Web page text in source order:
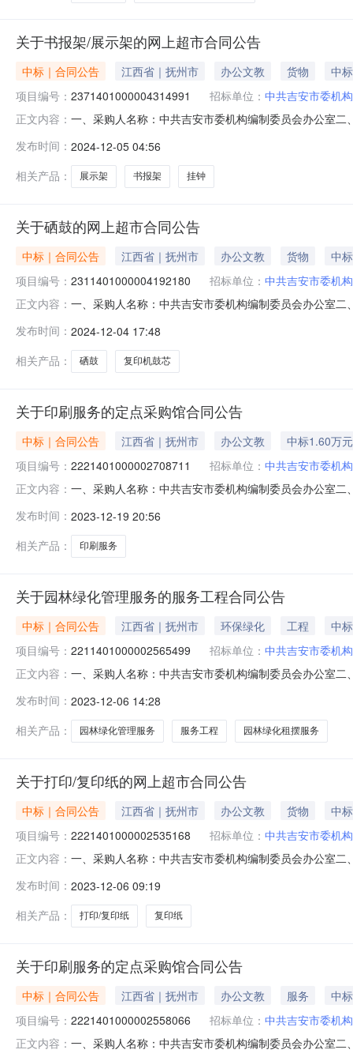
关于书报架/展示架的网上超市合同公告
中标｜合同公告 江西省｜抚州市 办公文教 货物
中
项目编号： 2371401000004314991 招标单位： 中共吉安市委机
正文内容： 一、采购人名称：中共吉安市委机构编制委员会办公室
纳台历座易利丰/elifo办公多功能收纳台历座件
发布时间： 2024-12-05 04:56
相关产品：
展示架 书报架 挂钟
关于硒鼓的网上超市合同公告
中标｜合同公告 江西省｜抚州市 办公文教 货物
中
项目编号： 2311401000004192180 招标单位： 中共吉安市委机
正文内容： 一、采购人名称：中共吉安市委机构编制委员会办公室
图/PantumTL-413套1.004304302格之格CTL-350M粉盒
发布时间： 2024-12-04 17:48
相关产品：
硒鼓 复印机鼓芯
关于印刷服务的定点采购馆合同公告
中标｜合同公告 江西省｜抚州市 办公文教
中标1.60万元
项目编号： 2221401000002708711 招标单位： 中共吉安市委机
正文内容： 一、采购人名称：中共吉安市委机构编制委员会办公室
1.001600016000服务要求或标的基本概况：七、其它事
发布时间： 2023-12-19 20:56
相关产品：
印刷服务
关于园林绿化管理服务的服务工程合同公告
中标｜合同公告 江西省｜抚州市 环保绿化 工程
中
项目编号： 2211401000002565499 招标单位： 中共吉安市委机
正文内容： 一、采购人名称：中共吉安市委机构编制委员会办公室
服务要求或标的基本概况：七、其它事项：无八、联系
发布时间： 2023-12-06 14:28
相关产品：
园林绿化管理服务 服务工程 园林绿化租摆服务
关于打印/复印纸的网上超市合同公告
中标｜合同公告 江西省｜抚州市 办公文教 货物
中
项目编号： 2221401000002535168 招标单位： 中共吉安市委机
正文内容： 一、采购人名称：中共吉安市委机构编制委员会办公室
鸟/GOLDENBIRDA380g箱2.00185370服务要求或标的
发布时间： 2023-12-06 09:19
相关产品：
打印/复印纸 复印纸
关于印刷服务的定点采购馆合同公告
中标｜合同公告 江西省｜抚州市 办公文教 服务
中
项目编号： 2221401000002558066 招标单位： 中共吉安市委机
正文内容： 一、采购人名称：中共吉安市委机构编制委员会办公室